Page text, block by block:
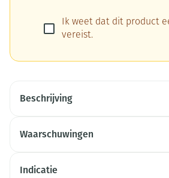
Ik weet dat dit product
vereist.
Beschrijving
Waarschuwingen
Indicatie